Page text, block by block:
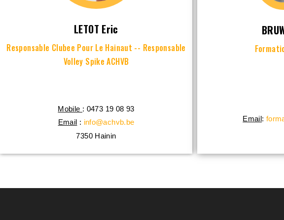
LETOT Eric
Responsable Clubee Pour Le Hainaut -- Responsable
Volley Spike ACHVB
Mobile : 0473 19 08 93
Email : info@achvb.be
7350 Hainin
Email: